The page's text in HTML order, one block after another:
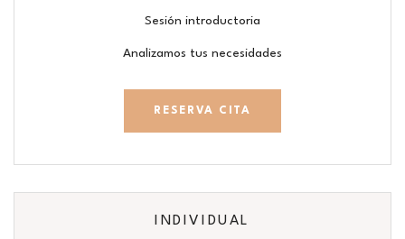
Sesión introductoria
Analizamos tus necesidades
RESERVA CITA
INDIVIDUAL